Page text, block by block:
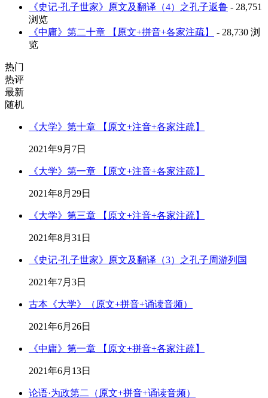
《史记·孔子世家》原文及翻译（4）之孔子返鲁 - 28,751
浏览
《中庸》第二十章 【原文+拼音+各家注疏】
- 28,730 浏
览
热门
热评
最新
随机
《大学》第十章 【原文+注音+各家注疏】
2021年9月7日
《大学》第一章 【原文+注音+各家注疏】
2021年8月29日
《大学》第三章 【原文+注音+各家注疏】
2021年8月31日
《史记·孔子世家》原文及翻译（3）之孔子周游列国
2021年7月3日
古本《大学》（原文+拼音+诵读音频）
2021年6月26日
《中庸》第一章 【原文+拼音+各家注疏】
2021年6月13日
论语·为政第二（原文+拼音+诵读音频）